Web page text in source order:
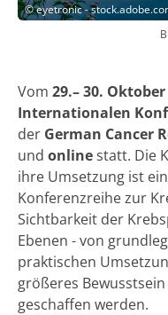
©eyetronic -
Vom 29.– 30. Oktober
Internationalen
der German Cancer
und onlinestatt. Die
ihre Umsetzung ist
Konferenzreihe zur
Sichtbarkeit der
Ebenen - von
praktischen
größeres
geschaffen werden.